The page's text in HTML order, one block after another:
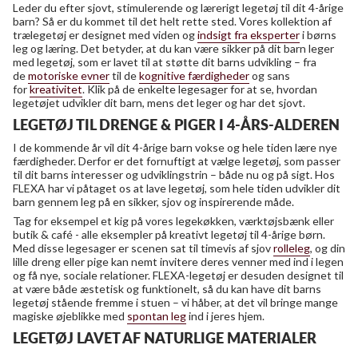
Leder du efter sjovt, stimulerende og lærerigt legetøj til dit 4-årige
barn? Så er du kommet til det helt rette sted. Vores kollektion af
trælegetøj er designet med viden ogindsigt fra eksperteri børns
leg og læring. Det betyder, at du kan være sikker på dit barn leger
med legetøj, som er lavet til at støtte dit barns udvikling – fra
demotoriske evnertil dekognitive færdighederog sans
forkreativitet. Klik på de enkelte legesager for at se, hvordan
legetøjet udvikler dit barn, mens det leger og har det sjovt.
LEGETØJ TIL DRENGE & PIGER I 4-ÅRS-ALDEREN
I de kommende år vil dit 4-årige barn vokse og hele tiden lære nye
færdigheder. Derfor er det fornuftigt at vælge legetøj, som passer
til dit barns interesser og udviklingstrin – både nu og på sigt. Hos
FLEXA har vi påtaget os at lave legetøj, som hele tiden udvikler dit
barn gennem leg på en sikker, sjov og inspirerende måde.
Tag for eksempel et kig på vores legekøkken, værktøjsbænk eller
butik & café - alle eksempler på kreativt legetøj til 4-årige børn.
Med disse legesager er scenen sat til timevis af sjovrolleleg, og din
lille dreng eller pige kan nemt invitere deres venner med ind i legen
og få nye, sociale relationer. FLEXA-legetøj er desuden designet til
at være både æstetisk og funktionelt, så du kan have dit barns
legetøj stående fremme i stuen – vi håber, at det vil bringe mange
magiske øjeblikke med spontan legind i jeres hjem.
LEGETØJ LAVET AF NATURLIGE MATERIALER